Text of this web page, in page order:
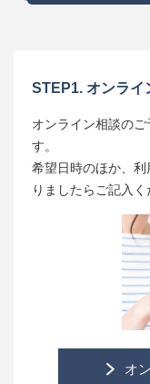
STEP1. オンライ
オンライン相談の
す。
希望日時のほか、
りましたらご記入く
オ